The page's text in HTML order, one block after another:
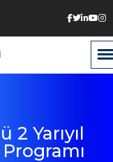
Select Language ▼
Yarıyıl